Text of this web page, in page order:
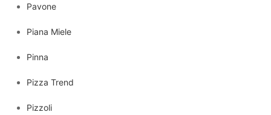
Pavone
Piana Miele
Pinna
Pizza Trend
Pizzoli